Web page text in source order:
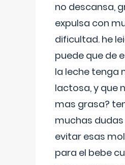
no descansa,
expulsa con
dificultad. he
puede que de
la leche tenga
lactosa, y que
mas grasa?
muchas
evitar esas
para el bebe